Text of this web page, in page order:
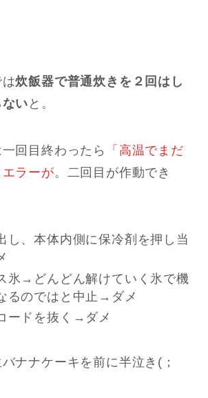
は炊飯器で普通炊きを２回はし
い と。
回目終わったら
「高温でまだ
ラーが。二回目が作動でき
し、本体内側に保冷剤を押し当
氷→どんどん解けていく氷で機
るのではと中止→ダメ
ードを抜く→ダメ
ナナケーキを前に半泣き(；